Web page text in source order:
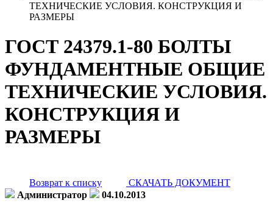
ТЕХНИЧЕСКИЕ УСЛОВИЯ. КОНСТРУКЦИЯ И
РАЗМЕРЫ
ГОСТ 24379.1-80 БОЛТЫ
ФУНДАМЕНТНЫЕ ОБЩИЕ
ТЕХНИЧЕСКИЕ УСЛОВИЯ.
КОНСТРУКЦИЯ И
РАЗМЕРЫ
Возврат к списку
СКАЧАТЬ ДОКУМЕНТ
Администратор
04.10.2013